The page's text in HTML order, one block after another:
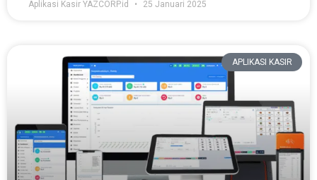
Aplikasi Kasir YAZCORP.id 25 Januari 2025
APLIKASI KASIR